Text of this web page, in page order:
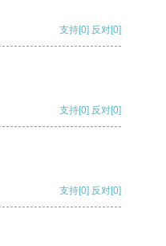
支持[0] 反对[0]
支持[0] 反对[0]
支持[0] 反对[0]